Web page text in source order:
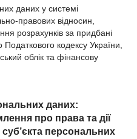
даних у системі
правових відносин,
розрахунків за придбані
кодексу України,
облік та фінансову
даних:
про права та дії
персональних